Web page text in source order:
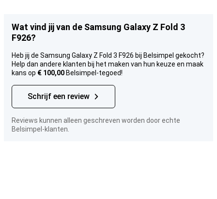
Wat vind jij van de Samsung Galaxy Z Fold 3
F926?
Heb jij de Samsung Galaxy Z Fold 3 F926 bij Belsimpel gekocht?
Help dan andere klanten bij het maken van hun keuze en maak
kans op € 100,00 Belsimpel-tegoed!
Schrijf een review
Reviews kunnen alleen geschreven worden door echte
Belsimpel-klanten.